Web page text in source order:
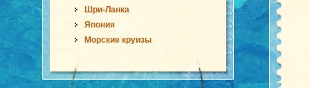
Шри-Ланка
Япония
Морские круизы